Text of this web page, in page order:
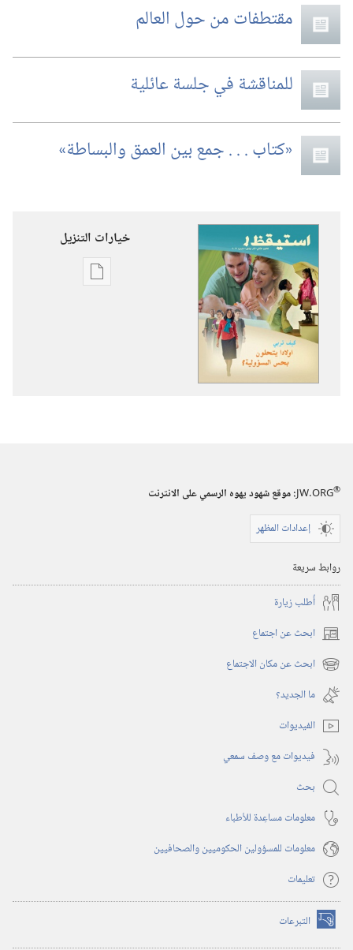
مقتطفات من حول العالم
للمناقشة في جلسة عائلية
‏«كتاب .‏ .‏ .‏ جمع بين العمق والبساطة»‏
خيارات التنزيل
خيارات
JW.ORG®
:‏ موقع شهود يهوه الرسمي على الانترنت
إعدادات المظهر
روابط سريعة
أُطلب زيارة
ابحث عن اجتماع (يفتح
نافذة ابحث عن مكان الاجتماع (يفتح
نافذة
جديدة)
ما الجديد؟‏
الفيديوات
فيديوات مع وصف سمعي
بحث
معلومات مساعِدة للأطباء
معلومات للمسؤولين الحكوميين والصحافيين
تعليمات
التبرعات (يفتح